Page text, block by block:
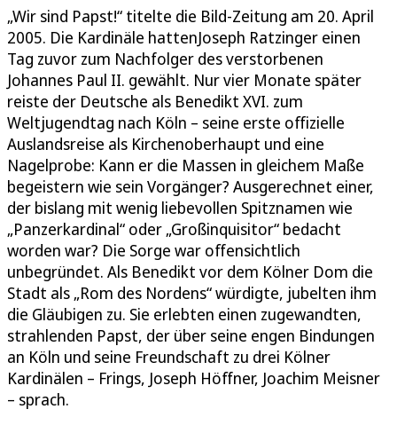
„Wir sind Papst!“ titelte die Bild-Zeitung am 20. April
2005. Die Kardinäle hattenJoseph Ratzinger einen
Tag zuvor zum Nachfolger des verstorbenen
Johannes Paul II. gewählt. Nur vier Monate später
reiste der Deutsche als Benedikt XVI. zum
Weltjugendtag nach Köln – seine erste offizielle
Auslandsreise als Kirchenoberhaupt und eine
Nagelprobe: Kann er die Massen in gleichem Maße
begeistern wie sein Vorgänger? Ausgerechnet einer,
der bislang mit wenig liebevollen Spitznamen wie
„Panzerkardinal“ oder „Großinquisitor“ bedacht
worden war? Die Sorge war offensichtlich
unbegründet. Als Benedikt vor dem Kölner Dom die
Stadt als „Rom des Nordens“ würdigte, jubelten ihm
die Gläubigen zu. Sie erlebten einen zugewandten,
strahlenden Papst, der über seine engen Bindungen
an Köln und seine Freundschaft zu drei Kölner
Kardinälen – Frings, Joseph Höffner, Joachim Meisner
– sprach.